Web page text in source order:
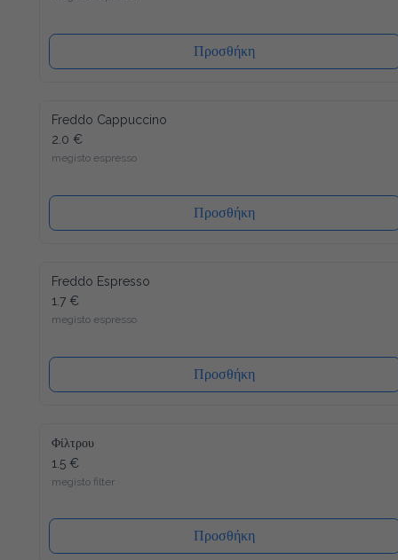
Προσθήκη
Freddo Cappuccino
2.0 €
megisto espresso
Προσθήκη
Freddo Espresso
1.7 €
megisto espresso
Προσθήκη
Φίλτρου
1.5 €
megisto filter
Προσθήκη